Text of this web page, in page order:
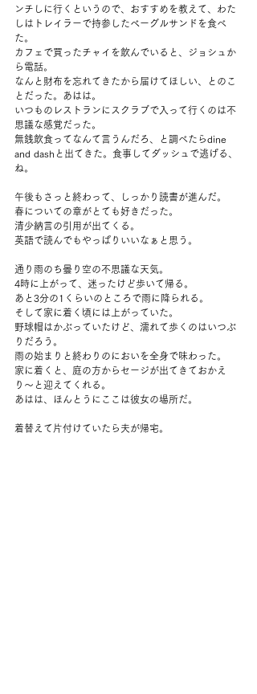
ンチしに行くというので、おすすめを教えて、わた
しはトレイラーで持参したベーグルサンドを食べ
た。
カフェで買ったチャイを飲んでいると、ジョシュか
ら電話。
なんと財布を忘れてきたから届けてほしい、とのこ
とだった。あはは。
いつものレストランにスクラブで入って行くのは不
思議な感覚だった。
無銭飲食ってなんて言うんだろ、と調べたらdine
and dashと出てきた。食事してダッシュで逃げる、
ね。
午後もさっと終わって、しっかり読書が進んだ。
春についての章がとても好きだった。
清少納言の引用が出てくる。
英語で読んでもやっぱりいいなぁと思う。
通り雨のち曇り空の不思議な天気。
4時に上がって、迷ったけど歩いて帰る。
あと3分の1くらいのところで雨に降られる。
そして家に着く頃には上がっていた。
野球帽はかぶっていたけど、濡れて歩くのはいつぶ
りだろう。
雨の始まりと終わりのにおいを全身で味わった。
家に着くと、庭の方からセージが出てきておかえ
り〜と迎えてくれる。
あはは、ほんとうにここは彼女の場所だ。
着替えて片付けていたら夫が帰宅。